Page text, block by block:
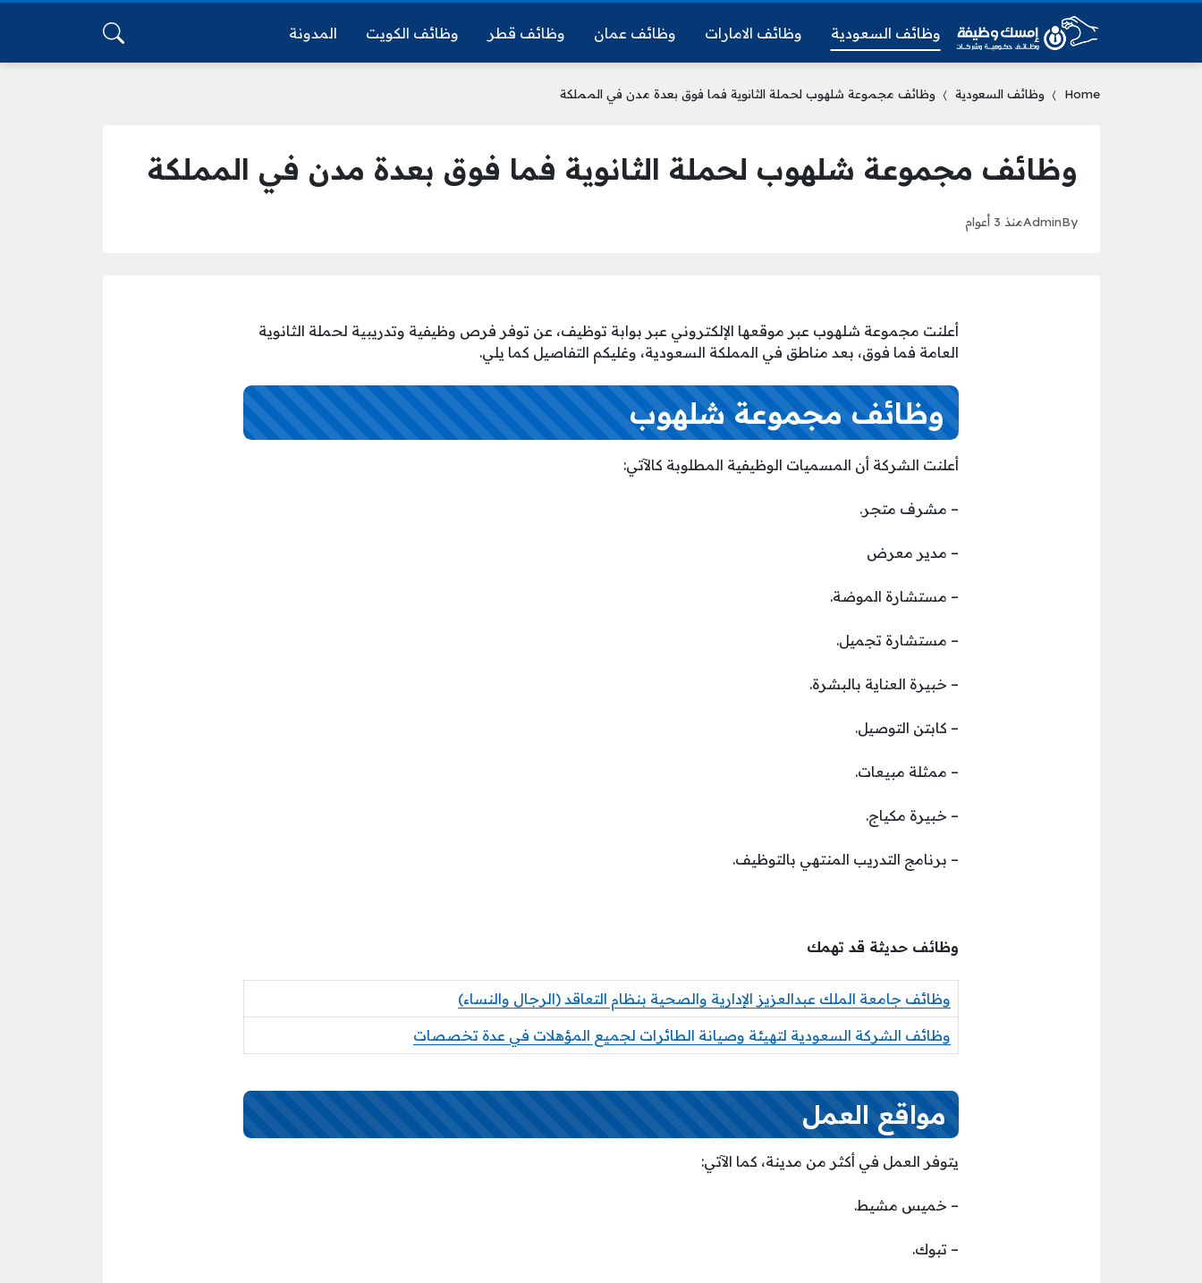
وظائف السعودية وظائف الامارات وظائف عمان وظائف قطر وظائف الكويت المدونة
Home وظائف السعودية وظائف مجموعة شلهوب لحملة الثانوية فما فوق بعدة مدن في المملكة
وظائف مجموعة شلهوب لحملة الثانوية فما فوق بعدة مدن في المملكة
By
Adminمنذ 3 أعوام
أعلنت مجموعة شلهوب عبر موقعها الإلكتروني عبر بوابة توظيف، عن توفر فرص وظيفية وتدريبية لحملة الثانوية
العامة فما فوق، بعد مناطق في المملكة السعودية، وغليكم التفاصيل كما يلي.
وظائف مجموعة شلهوب
أعلنت الشركة أن المسميات الوظيفية المطلوبة كالآتي:
– مشرف متجر.
– مدير معرض
– مستشارة الموضة.
– مستشارة تجميل.
– خبيرة العناية بالبشرة.
– كابتن التوصيل.
– ممثلة مبيعات.
– خبيرة مكياج.
– برنامج التدريب المنتهي بالتوظيف.
وظائف حديثة قد تهمك
وظائف جامعة الملك عبدالعزيز الإدارية والصحية بنظام التعاقد (الرجال والنساء)
وظائف الشركة السعودية لتهيئة وصيانة الطائرات لجميع المؤهلات في عدة تخصصات
مواقع العمل
يتوفر العمل في أكثر من مدينة، كما الآتي:
– خميس مشيط.
– تبوك.